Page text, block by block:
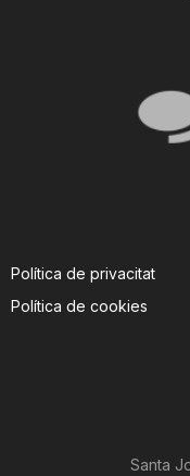
Política de privacitat
Política de cookies
Santa